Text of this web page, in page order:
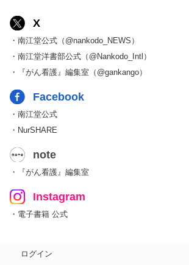
X
・南江堂公式（@nankodo_NEWS）
・南江堂洋書部公式（@Nankodo_Intl）
・『がん看護』編集室（@gankango）
Facebook
・南江堂公式
・NurSHARE
note
・『がん看護』編集室
Instagram
・電子書籍 公式
ログイン